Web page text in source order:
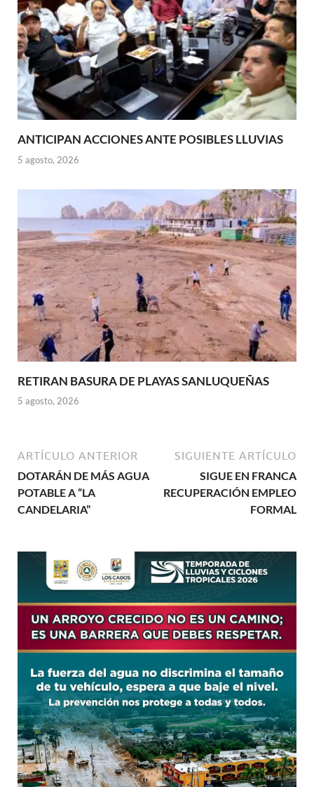
ANTICIPAN ACCIONES ANTE POSIBLES LLUVIAS
5 agosto, 2026
RETIRAN BASURA DE PLAYAS SANLUQUEÑAS
5 agosto, 2026
ARTÍCULO ANTERIOR
DOTARÁN DE MÁS AGUA
POTABLE A “LA
CANDELARIA”
SIGUIENTE ARTÍCULO
SIGUE EN FRANCA
RECUPERACIÓN EMPLEO
FORMAL